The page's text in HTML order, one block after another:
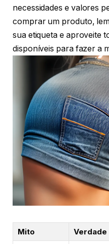
necessidades e valores
comprar um produto,
sua etiqueta e aproveite
disponíveis para fazer a
Mito
Verdade